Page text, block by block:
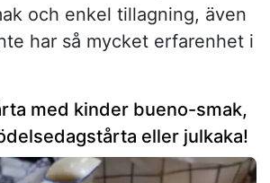
och enkel tillagning, även
har så mycket erfarenhet i
med kinder bueno-smak,
eller julkaka!